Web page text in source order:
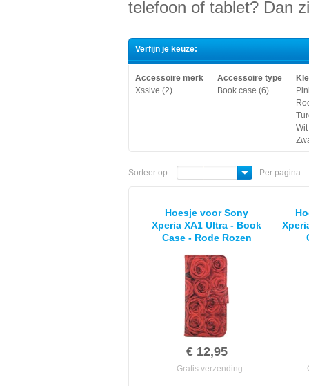
telefoon of tablet? Dan
Verfijn je keuze:
Accessoire merk
Xssive (2)
Accessoire type
Book case (6)
Sorteer op: Per pagina:
Hoesje voor Sony
Xperia XA1 Ultra - Book
Case - Rode Rozen
€ 12,95
Gratis verzending